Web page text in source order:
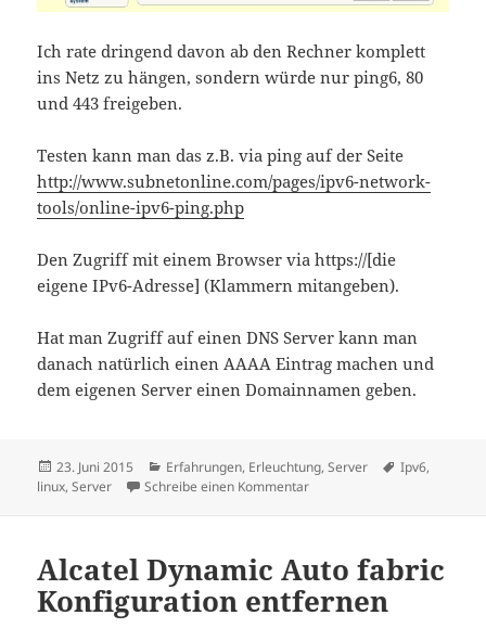
Ich rate dringend davon ab den Rechner komplett
ins Netz zu hängen, sondern würde nur ping6, 80
und 443 freigeben.
Testen kann man das z.B. via ping auf der Seite
http://www.subnetonline.com/pages/ipv6-network-
tools/online-ipv6-ping.php
Den Zugriff mit einem Browser via https://[die
eigene IPv6-Adresse] (Klammern mitangeben).
Hat man Zugriff auf einen DNS Server kann man
danach natürlich einen AAAA Eintrag machen und
dem eigenen Server einen Domainnamen geben.
Veröffentlicht
am
23. Juni 2015 Kategorien
Erfahrungen, Erleuchtung,Server Schlagwörter
Ipv6,
linux,Server Schreibe einen Kommentarzu IPv6 – Linuxserver hinter
Alcatel Dynamic Auto fabric
Konfiguration entfernen